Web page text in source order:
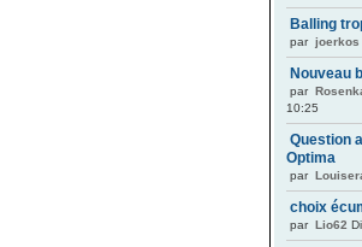
Balling
par joerkos
Nouveau
par
10:25
Question
Optima
par
choix
par Lio62